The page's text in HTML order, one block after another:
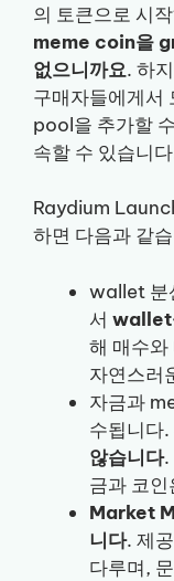
의 토큰으로 시
meme coin을
없으니까요. 하
구매자들에게서
pool을 추가할
속할 수 있습니
Raydium
하면 다음과 같
wallet 분
서 wallet
해 매수와
자연스러
자금과
수됩니다.
않습니다.
금과 코
Market
니다. 제
다루며,